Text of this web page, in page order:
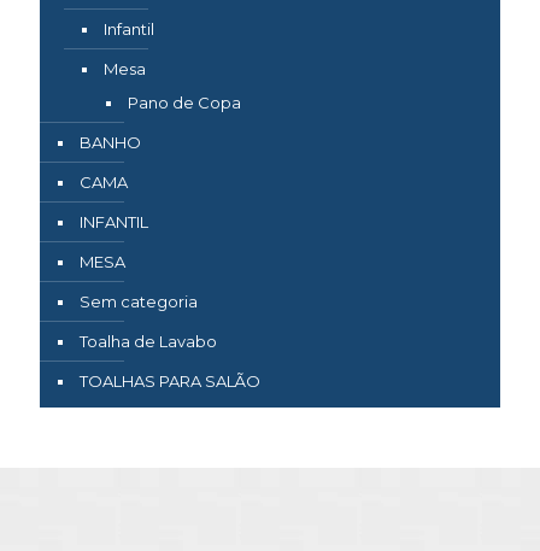
Infantil
Mesa
Pano de Copa
BANHO
CAMA
INFANTIL
MESA
Sem categoria
Toalha de Lavabo
TOALHAS PARA SALÃO